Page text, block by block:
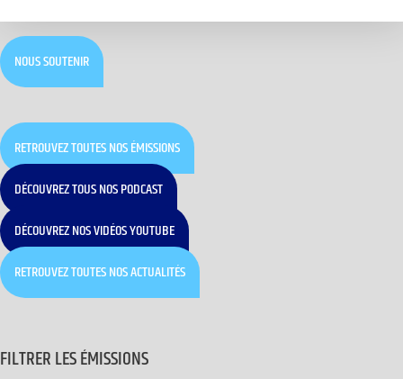
NOUS SOUTENIR
RETROUVEZ TOUTES NOS ÉMISSIONS
DÉCOUVREZ TOUS NOS PODCAST
DÉCOUVREZ NOS VIDÉOS YOUTUBE
RETROUVEZ TOUTES NOS ACTUALITÉS
FILTRER LES ÉMISSIONS